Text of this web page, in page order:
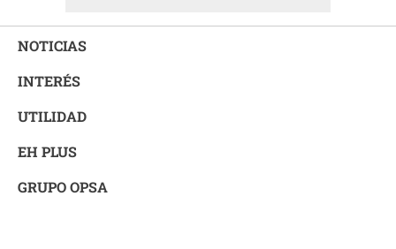
NOTICIAS
INTERÉS
UTILIDAD
EH PLUS
GRUPO OPSA